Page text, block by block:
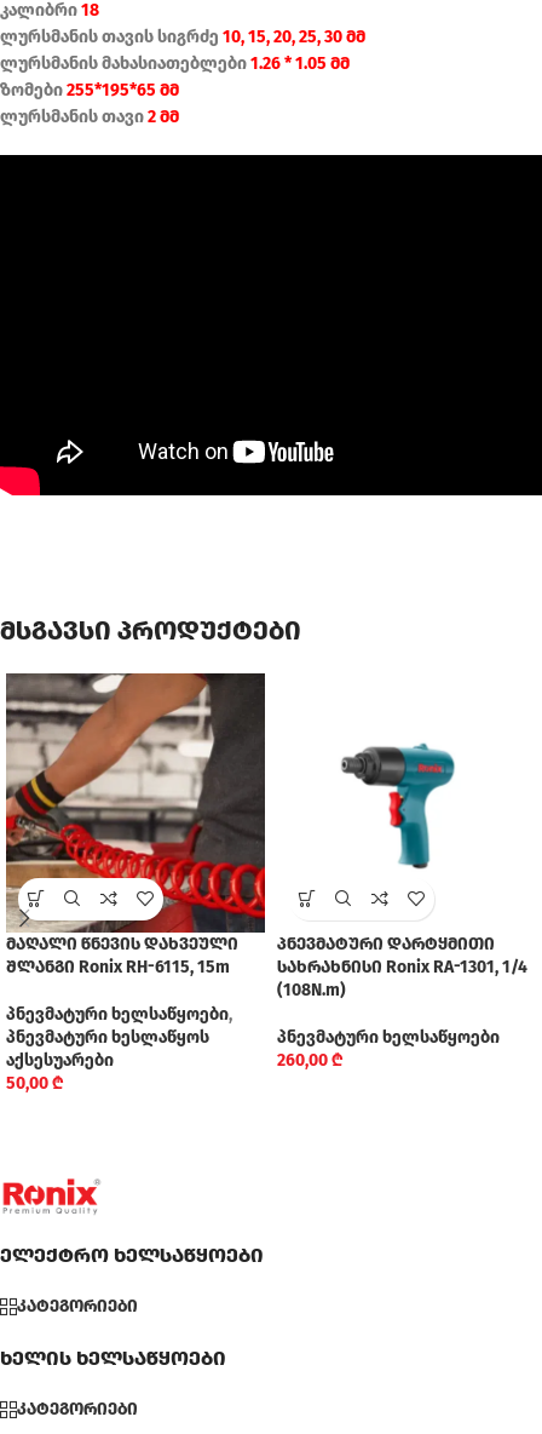
კალიბრი18
ლურსმანის თავის სიგრძე 10, 15, 20, 25, 30 მმ
ლურსმანის მახასიათებლები1.26 * 1.05 მმ
ზომები255*195*65 მმ
ლურსმანის თავი2 მმ
მსგავსი პროდუქტები
მაღალი წნევის დახვეული
შლანგი Ronix RH-6115, 15m
პნევმატური ხელსაწყოები,
პნევმატური ხესლაწყოს
აქსესუარები
50,00₾
პნევმატური დარტყმითი
სახრახნისი Ronix RA-1301, 1/4
(108N.m)
პნევმატური ხელსაწყოები
260,00₾
ელექტრო ხელსაწყოები
კატეგორიები
ხელის ხელსაწყოები
კატეგორიები